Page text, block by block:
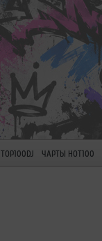
TOP100DJ ЧАРТЫ HOT100